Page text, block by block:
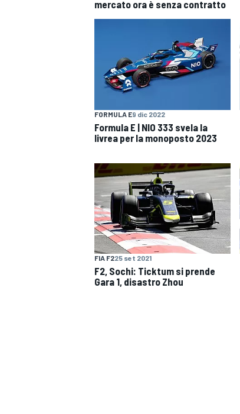
MONOPOSTO
mercato ora è senza contratto
FORMULA E9 dic 2022
Formula E | NIO 333 svela la
livrea per la monoposto 2023
FIA F225 set 2021
F2, Sochi: Ticktum si prende
Gara 1, disastro Zhou